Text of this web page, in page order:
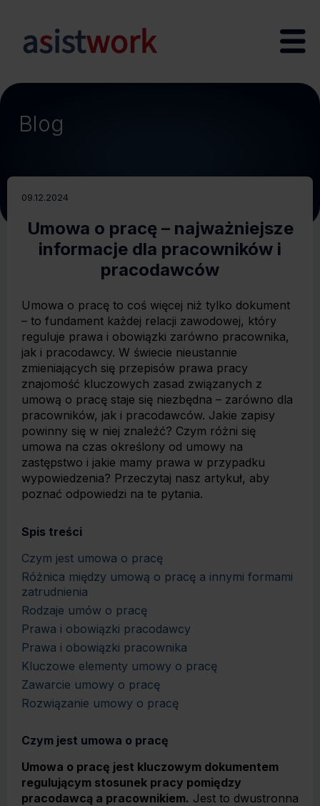
Blog
09.12.2024
Umowa o pracę – najważniejsze
informacje dla pracowników i
pracodawców
Umowa o pracę to coś więcej niż tylko dokument
– to fundament każdej relacji zawodowej, który
reguluje prawa i obowiązki zarówno pracownika,
jak i pracodawcy. W świecie nieustannie
zmieniających się przepisów prawa pracy
znajomość kluczowych zasad związanych z
umową o pracę staje się niezbędna – zarówno dla
pracowników, jak i pracodawców. Jakie zapisy
powinny się w niej znaleźć? Czym różni się
umowa na czas określony od umowy na
zastępstwo i jakie mamy prawa w przypadku
wypowiedzenia? Przeczytaj nasz artykuł, aby
poznać odpowiedzi na te pytania.
Spis treści
Czym jest umowa o pracę
Różnica między umową o pracę a innymi formami
zatrudnienia
Rodzaje umów o pracę
Prawa i obowiązki pracodawcy
Prawa i obowiązki pracownika
Kluczowe elementy umowy o pracę
Zawarcie umowy o pracę
Rozwiązanie umowy o pracę
Czym jest umowa o pracę
Umowa o pracę jest kluczowym dokumentem
regulującym stosunek pracy pomiędzy
pracodawcą a pracownikiem. Jest to dwustronna